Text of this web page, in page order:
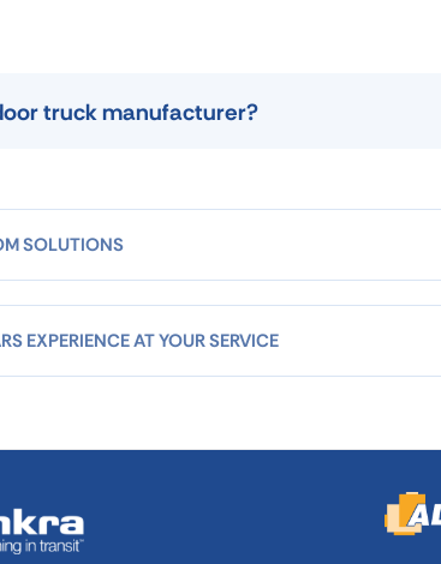
truck manufacturer?
SOLUTIONS
EXPERIENCE AT YOUR SERVICE